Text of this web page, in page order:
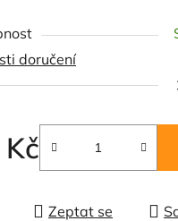
doručení
cena:
Zeptat se